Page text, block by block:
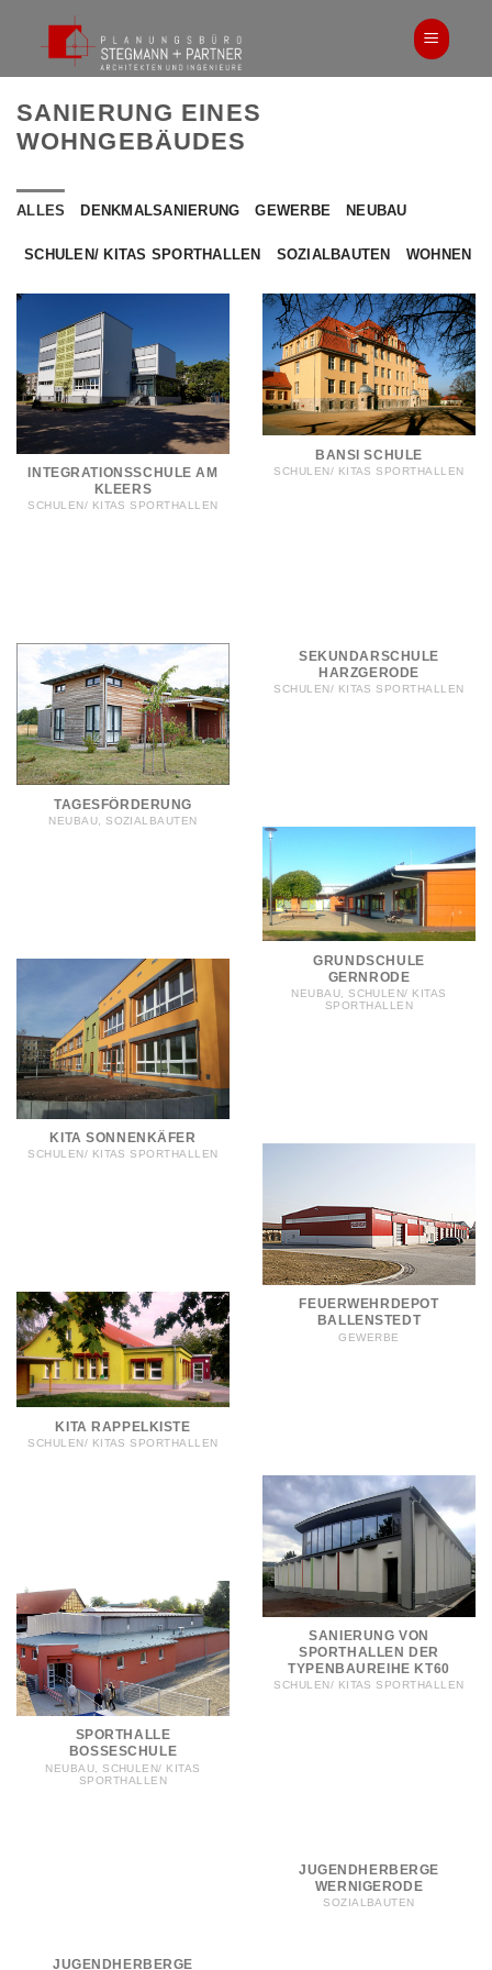
SANIERUNG EINES
WOHNGEBÄUDES
ALLES DENKMALSANIERUNG GEWERBE NEUBAU
SCHULEN/ KITAS SPORTHALLEN SOZIALBAUTEN WOHNEN
INTEGRATIONSSCHULE AM
KLEERS
SCHULEN/ KITAS SPORTHALLEN
BANSI SCHULE
SCHULEN/ KITAS SPORTHALLEN
SEKUNDARSCHULE
HARZGERODE
SCHULEN/ KITAS SPORTHALLEN
TAGESFÖRDERUNG
NEUBAU, SOZIALBAUTEN
GRUNDSCHULE
GERNRODE
NEUBAU, SCHULEN/ KITAS
SPORTHALLEN
KITA SONNENKÄFER
SCHULEN/ KITAS SPORTHALLEN
FEUERWEHRDEPOT
BALLENSTEDT
GEWERBE
KITA RAPPELKISTE
SCHULEN/ KITAS SPORTHALLEN
SANIERUNG VON
SPORTHALLEN DER
TYPENBAUREIHE KT60
SCHULEN/ KITAS SPORTHALLEN
SPORTHALLE
BOSSESCHULE
NEUBAU, SCHULEN/ KITAS
SPORTHALLEN
JUGENDHERBERGE
WERNIGERODE
SOZIALBAUTEN
JUGENDHERBERGE